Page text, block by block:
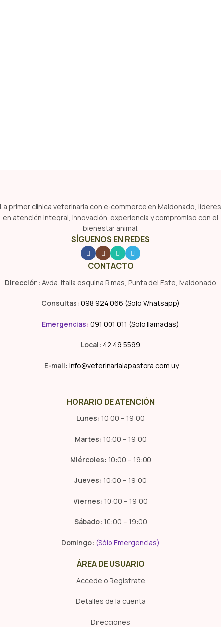
La primer clínica veterinaria con e-commerce en Maldonado, líderes
en atención integral, innovación, experiencia y compromiso con el
bienestar animal.
SÍGUENOS EN REDES
CONTACTO
Dirección: Avda. Italia esquina Rimas, Punta del Este, Maldonado
Consultas: 098 924 066 (Solo Whatsapp)
Emergencias: 091 001 011 (Solo llamadas)
Local: 42 49 5599
E-mail: info@veterinarialapastora.com.uy
HORARIO DE ATENCIÓN
Lunes: 10:00 – 19:00
Martes: 10:00 – 19:00
Miércoles: 10:00 – 19:00
Jueves: 10:00 – 19:00
Viernes: 10:00 – 19:00
Sábado: 10:00 – 19:00
Domingo: (Sólo Emergencias)
ÁREA DE USUARIO
Accede o Regístrate
Detalles de la cuenta
Direcciones